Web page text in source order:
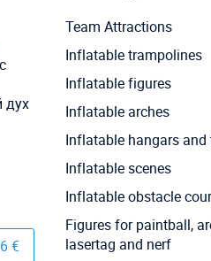
дух
€
Team Attractions
Inflatable trampolines
Inflatable figures
Inflatable arches
Inflatable hangars and
Inflatable scenes
Inflatable obstacle
Figures for paintball,
lasertag and nerf